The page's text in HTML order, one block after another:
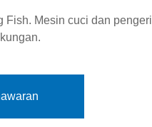
Mesin cuci dan